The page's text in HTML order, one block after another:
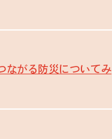
ながる防災についてみ